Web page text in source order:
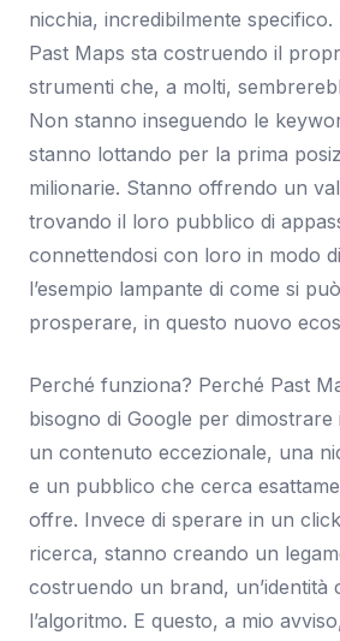
nicchia, incredibilmente specifico.
Past Maps sta costruendo il
strumenti che, a molti,
Non stanno inseguendo le
stanno lottando per la prima
milionarie. Stanno offrendo un
trovando il loro pubblico di
connettendosi con loro in modo
l’esempio lampante di come si
prosperare, in questo nuovo
Perché funziona? Perché Past
bisogno di Google per
un contenuto eccezionale, una
e un pubblico che cerca
offre. Invece di sperare in un
ricerca, stanno creando un
costruendo un brand, un’identità
l’algoritmo. E questo, a mio